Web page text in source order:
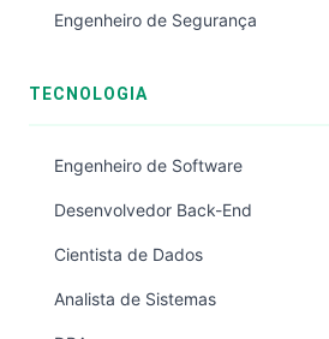
Engenheiro de Segurança
TECNOLOGIA
Engenheiro de Software
Desenvolvedor Back-End
Cientista de Dados
Analista de Sistemas